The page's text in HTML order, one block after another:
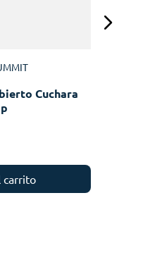
Cuchara
carrito